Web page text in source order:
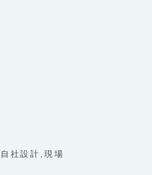
自社設計
現場